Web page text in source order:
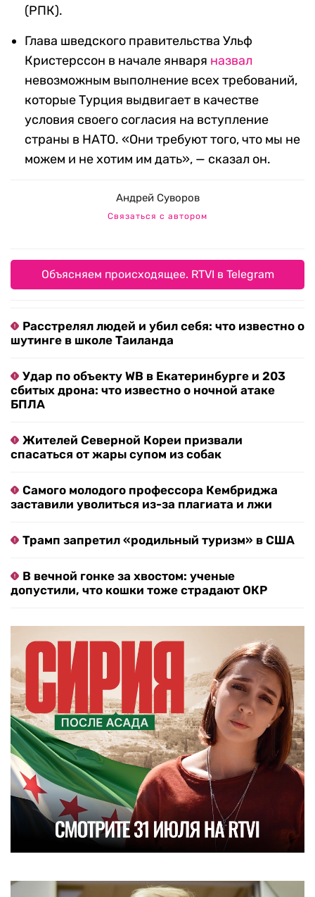
(РПК).
Глава шведского правительства Ульф
Кристерссон в начале января назвал
невозможным выполнение всех требований,
которые Турция выдвигает в качестве
условия своего согласия на вступление
страны в НАТО. «Они требуют того, что мы не
можем и не хотим им дать», — сказал он.
Андрей Суворов
Связаться с автором
Объясняем происходящее. RTVI в Telegram
Расстрелял людей и убил себя: что известно о
шутинге в школе Таиланда
Удар по объекту WB в Екатеринбурге и 203
сбитых дрона: что известно о ночной атаке
БПЛА
Жителей Северной Кореи призвали
спасаться от жары супом из собак
Самого молодого профессора Кембриджа
заставили уволиться из-за плагиата и лжи
Трамп запретил «родильный туризм» в США
В вечной гонке за хвостом: ученые
допустили, что кошки тоже страдают ОКР